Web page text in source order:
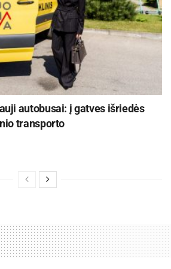
įsigyti „LTG Link“
kur aiškiai matomos
ir galima pasirinkti
laiką. Taikant dinaminę
ir toliau galioja visos
nuolaidos.
siekiant mūsų strateginio
autobusai: į gatves išriedės
transporto